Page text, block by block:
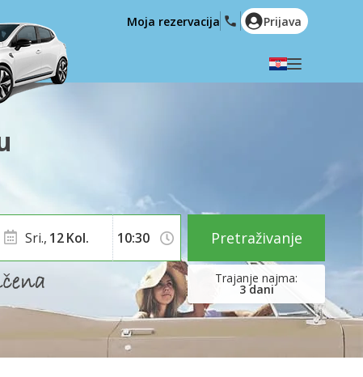
English (US)
Polski
Türkçe
Română
Ελληνικά
Hrvatski
العربية
Moja rezervacija Prijava
3 dani
Sri., 12Kol. Pretraživanje